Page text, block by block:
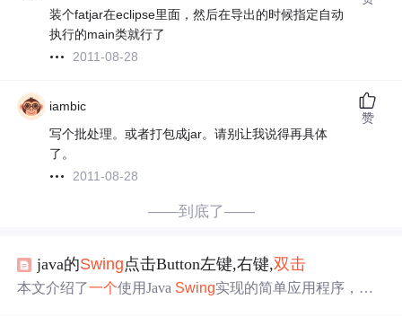
装个fatjar在eclipse里面，然后在导出的时候指定自动
执行的main类就行了
2011-08-28
iambic
写个批处理。或者打包成jar。请别让我说得再具体
了。
2011-08-28
赞
——到底了——
java的Swing点击Button左键,右键,双击
本文介绍了一个使用Java Swing实现的简单应用程序，通